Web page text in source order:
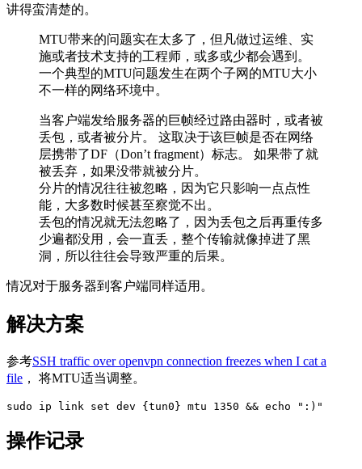
讲得蛮清楚的。
MTU带来的问题实在太多了，但凡做过运维、实
施或者技术支持的工程师，或多或少都会遇到。
一个典型的MTU问题发生在两个子网的MTU大小
不一样的网络环境中。
当客户端发给服务器的巨帧经过路由器时，或者被
丢包，或者被分片。 这取决于该巨帧是否在网络
层携带了DF（Don’t fragment）标志。 如果带了就
被丢弃，如果没带就被分片。
分片的情况往往被忽略，因为它只影响一点点性
能，大多数时候甚至察觉不出。
丢包的情况就无法忽略了，因为丢包之后再重传多
少遍都没用，会一直丢，整个传输就像掉进了黑
洞，所以往往会导致严重的后果。
情况对于服务器到客户端同样适用。
解决方案
参考SSH traffic over openvpn connection freezes when I cat a
file ， 将MTU适当调整。
sudo ip link set dev {tun0} mtu 1350 && echo ":)"
操作记录